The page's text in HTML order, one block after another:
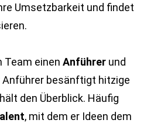
Umsetzbarkeit und findet
Team einen Anführer und
Anführer besänftigt hitzige
den Überblick. Häufig
, mit dem er Ideen dem